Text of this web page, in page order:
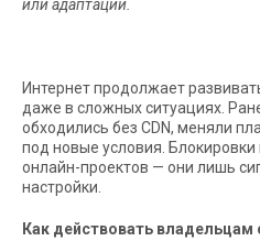
или адаптации.
Интернет продолжает
даже в сложных ситуациях.
обходились без CDN, меняли
под новые условия.
онлайн-проектов — они лишь
настройки.
Как действовать владельцам